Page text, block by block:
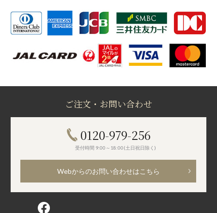
ご注文・お問い合わせ
0120-979-256
受付時間 9:00～18:00(土日祝日除く)
Webからのお問い合わせはこちら